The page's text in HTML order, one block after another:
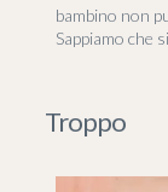
bambino non
Sappiamo che
Troppo